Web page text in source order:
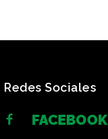
Redes Sociales
FACEBOOK